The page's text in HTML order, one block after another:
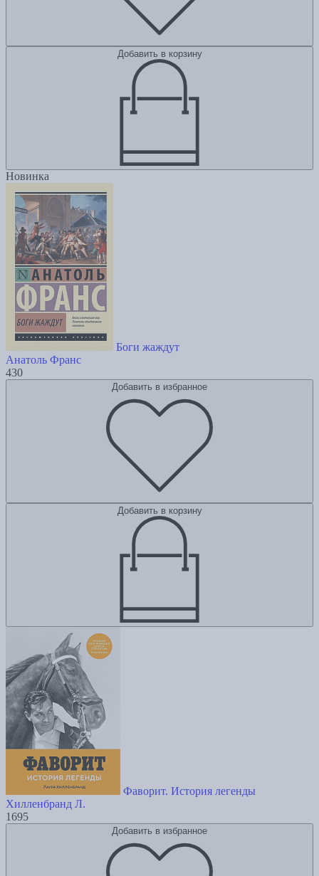
Добавить в корзину
Новинка
Боги жаждут
Анатоль Франс
430
Добавить в избранное
Добавить в корзину
Фаворит. История легенды
Хилленбранд Л.
1695
Добавить в избранное